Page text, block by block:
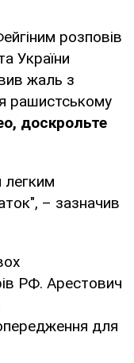
розповів
України
жаль з
рашистському
доскрольте
легким
– зазначив
РФ. Арестович
для